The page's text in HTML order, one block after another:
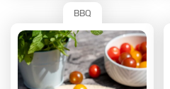
BBQ